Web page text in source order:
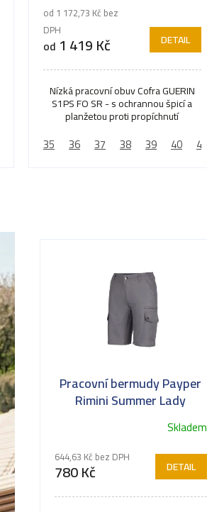
44 45 46 47
od 1 172,73 Kč bez
DPH
od 1 419 Kč DETAIL
Nízká pracovní obuv Cofra GUERIN
S1PS FO SR - s ochrannou špicí a
planžetou proti propíchnutí
35 36 37 38 39 40 41
Pracovní bermudy Payper
Rimini Summer Lady
Skladem
644,63 Kč bez DPH
780 Kč DETAIL